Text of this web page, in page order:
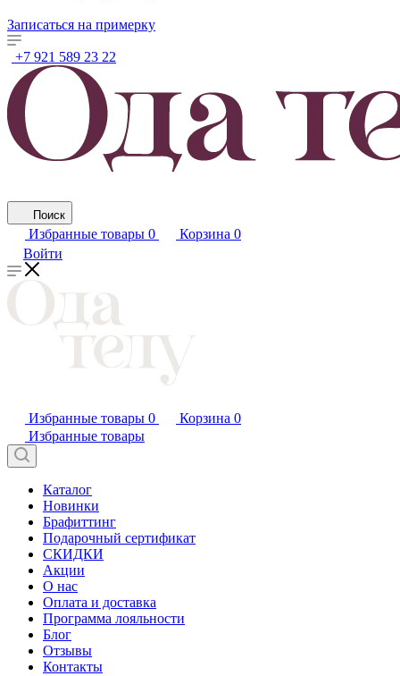
Записаться на примерку
+7 921 589 23 22
Поиск
Избранные товары 0 Корзина 0
Войти
Избранные товары 0 Корзина 0
Избранные товары
Каталог
Новинки
Брафиттинг
Подарочный сертификат
СКИДКИ
Акции
О нас
Оплата и доставка
Программа лояльности
Блог
Отзывы
Контакты